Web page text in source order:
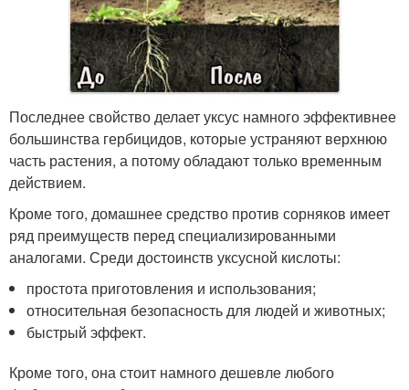
Последнее свойство делает уксус намного эффективнее
большинства гербицидов, которые устраняют верхнюю
часть растения, а потому обладают только временным
действием.
Кроме того, домашнее средство против сорняков имеет
ряд преимуществ перед специализированными
аналогами. Среди достоинств уксусной кислоты:
простота приготовления и использования;
относительная безопасность для людей и животных;
быстрый эффект.
Кроме того, она стоит намного дешевле любого